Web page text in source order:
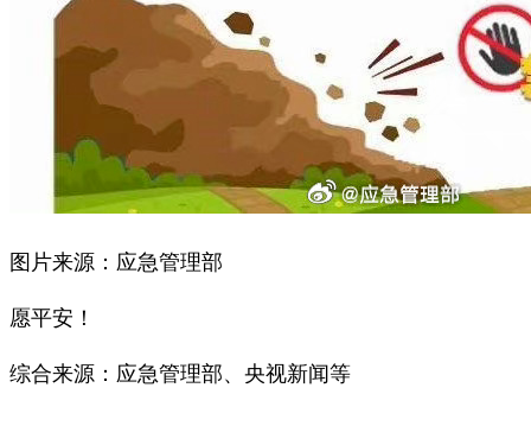
图片来源：应急管理部
愿平安！
综合来源：应急管理部、央视新闻等